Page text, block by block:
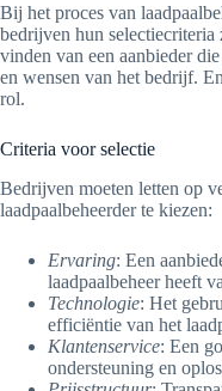
Bij het proces van
bedrijven hun
vinden van een aanbieder
en wensen van het bedrijf.
rol.
Criteria voor selectie
Bedrijven moeten letten op
laadpaalbeheerder te kiezen:
Ervaring: Een
laadpaalbeheer heeft
Technologie: Het
efficiëntie van het
Klantenservice: Een
ondersteuning en